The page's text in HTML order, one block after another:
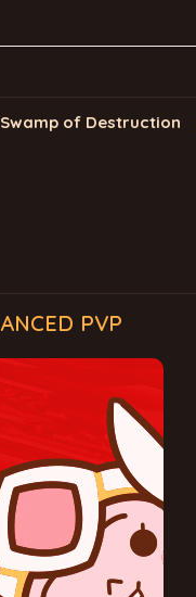
Swamp of Destruction
PVP